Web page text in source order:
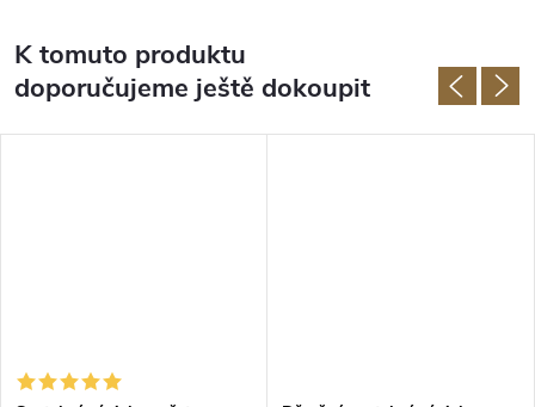
K tomuto produktu
doporučujeme ještě dokoupit